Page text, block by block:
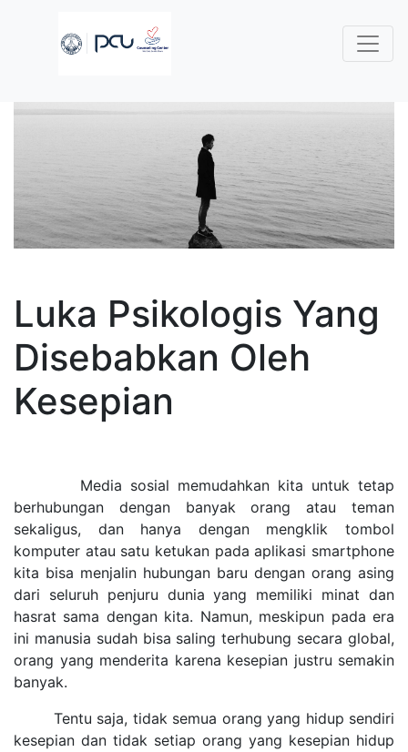
Luka Psikologis Yang
Disebabkan Oleh
Kesepian
Media sosial memudahkan kita untuk tetap
berhubungan dengan banyak orang atau teman
sekaligus, dan hanya dengan mengklik tombol
komputer atau satu ketukan pada aplikasi smartphone
kita bisa menjalin hubungan baru dengan orang asing
dari seluruh penjuru dunia yang memiliki minat dan
hasrat sama dengan kita. Namun, meskipun pada era
ini manusia sudah bisa saling terhubung secara global,
orang yang menderita karena kesepian justru semakin
banyak.
Tentu saja, tidak semua orang yang hidup sendiri
kesepian dan tidak setiap orang yang kesepian hidup